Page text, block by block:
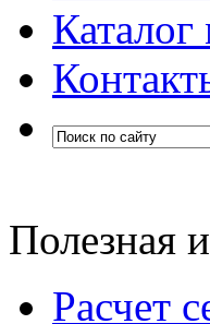
Полезная
Расчет